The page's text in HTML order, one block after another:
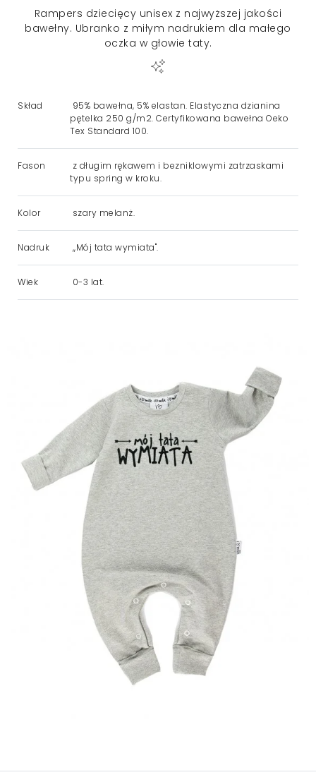
Rampers dziecięcy unisex z najwyższej jakości
bawełny. Ubranko z miłym nadrukiem dla małego
oczka w głowie taty.
Skład
95% bawełna, 5% elastan. Elastyczna dzianina
pętelka 250 g/m2. Certyfikowana bawełna Oeko
Tex Standard 100.
Fason
z długim rękawem i bezniklowymi zatrzaskami
typu spring w kroku.
Kolor szary melanż.
Nadruk ,,Mój tata wymiata".
Wiek 0-3 lat.